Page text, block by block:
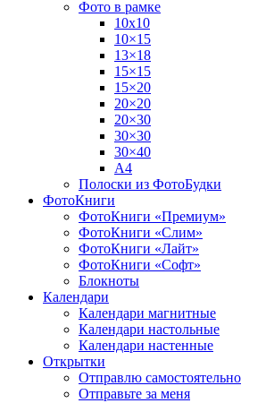
Фото в рамке
10х10
10×15
13×18
15×15
15×20
20×20
20×30
30×30
30×40
A4
Полоски из ФотоБудки
ФотоКниги
ФотоКниги «Премиум»
ФотоКниги «Слим»
ФотоКниги «Лайт»
ФотоКниги «Софт»
Блокноты
Календари
Календари магнитные
Календари настольные
Календари настенные
Открытки
Отправлю самостоятельно
Отправьте за меня